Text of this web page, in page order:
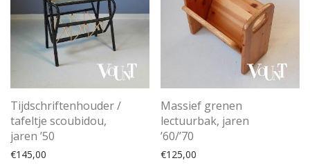
Tijdschriftenhouder /
tafeltje scoubidou,
jaren ’50
€145,00
Massief grenen
lectuurbak, jaren
’60/’70
€125,00